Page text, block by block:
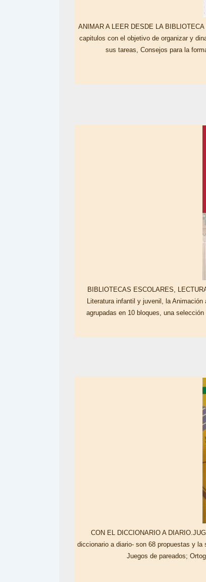
ANIMAR A LEER DESDE LA
capitulos con el objetivo de organizar y
sus tareas, Consejos para la
BIBLIOTECAS ESCOLARES,
Literatura infantil y juvenil, la
agrupadas en 10 bloques, una
CON EL DICCIONARIO A
diccionario a diario- son 68 propuestas y
Juegos de pareados;